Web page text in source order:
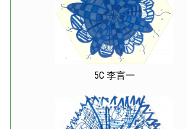
5C 李言一